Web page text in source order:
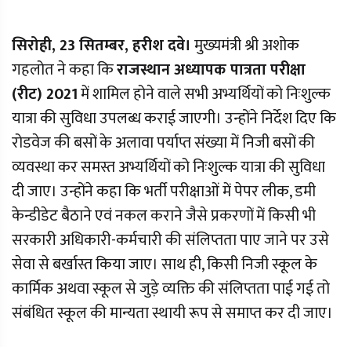
सिरोही, 23 सितम्बर, हरीश दवे। मुख्यमंत्री श्री अशोक
गहलोत ने कहा किराजस्थान अध्यापक पात्रता परीक्षा
(रीट) 2021में शामिल होने वाले सभी अभ्यर्थियों को निःशुल्क
यात्रा की सुविधा उपलब्ध कराई जाएगी। उन्होंने निर्देश दिए कि
रोडवेज की बसों के अलावा पर्याप्त संख्या में निजी बसों की
व्यवस्था कर समस्त अभ्यर्थियों को निःशुल्क यात्रा की सुविधा
दी जाए। उन्होंने कहा कि भर्ती परीक्षाओं में पेपर लीक, डमी
केन्डीडेट बैठाने एवं नकल कराने जैसे प्रकरणों में किसी भी
सरकारी अधिकारी-कर्मचारी की संलिप्तता पाए जाने पर उसे
सेवा से बर्खास्त किया जाए। साथ ही, किसी निजी स्कूल के
कार्मिक अथवा स्कूल से जुड़े व्यक्ति की संलिप्तता पाई गई तो
संबंधित स्कूल की मान्यता स्थायी रूप से समाप्त कर दी जाए।